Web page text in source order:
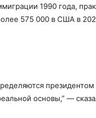
1990 года,
575 000 в США в
основы,” —